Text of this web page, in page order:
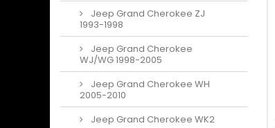
Jeep Grand Cherokee ZJ
1993-1998
Jeep Grand Cherokee
WJ/WG 1998-2005
Jeep Grand Cherokee WH
2005-2010
Jeep Grand Cherokee WK2